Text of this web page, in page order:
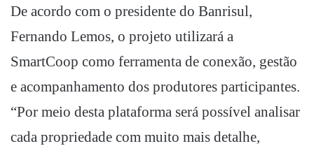
De acordo com o presidente do Banrisul,
Fernando Lemos, o projeto utilizará a
SmartCoop como ferramenta de conexão, gestão
e acompanhamento dos produtores participantes.
“Por meio desta plataforma será possível analisar
cada propriedade com muito mais detalhe,